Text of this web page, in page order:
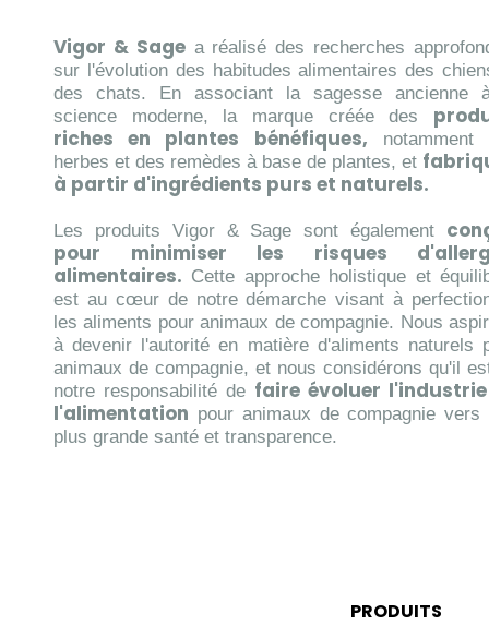
Vigor & Sagea réalisé des recherches
sur l'évolution des habitudes alimentaires des
des chats. En associant la sagesse ancienne
science moderne, la marque créée des
riches en plantes bénéfiques, notamment
herbes et des remèdes à base de plantes, et
à partir d'ingrédients purs et naturels.
Les produits Vigor & Sage sont également
pour minimiser les risques
alimentaires. Cette approche holistique et
est au cœur de notre démarche visant à
les aliments pour animaux de compagnie. Nous
à devenir l'autorité en matière d'aliments naturels
animaux de compagnie, et nous considérons qu'il
notre responsabilité de faire évoluer
l'alimentation pour animaux de compagnie vers
plus grande santé et transparence.
PRODUITS